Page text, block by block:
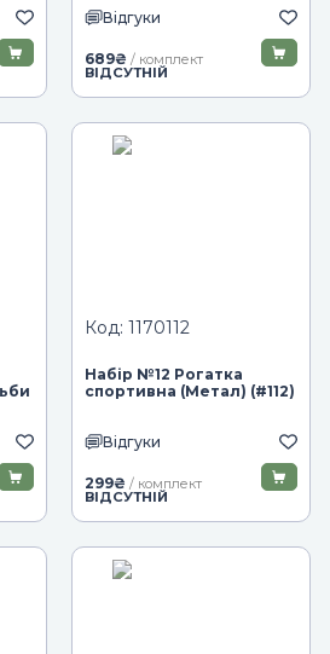
Відгуки
689₴ / комплект
ВІДСУТНІЙ
Код: 1170112
Набір №12 Рогатка
спортивна (Метал) (#112)
Відгуки
299₴ / комплект
ВІДСУТНІЙ